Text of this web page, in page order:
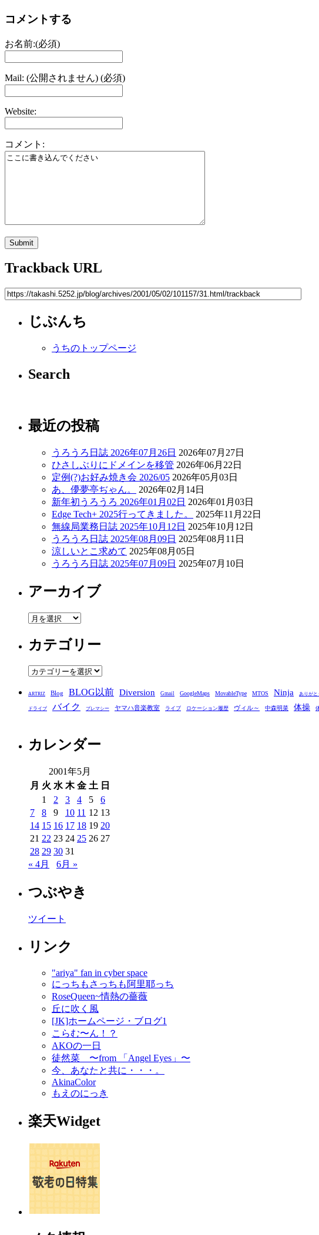
コメントする
お名前:(必須)
Mail: (公開されません) (必須)
Website:
コメント:
Trackback URL
じぶんち
うちのトップページ
Search
最近の投稿
うろうろ日誌 2026年07月26日 2026年07月27日
ひさしぶりにドメインを移管 2026年06月22日
定例(?)お好み焼き会 2026/05 2026年05月03日
あ、儚夢亭ぢゃん。
2026年02月14日
新年初うろうろ 2026年01月02日 2026年01月03日
Edge Tech+ 2025行ってきました。
2025年11月22日
無線局業務日誌 2025年10月12日 2025年10月12日
うろうろ日誌 2025年08月09日 2025年08月11日
涼しいとこ求めて 2025年08月05日
うろうろ日誌 2025年07月09日 2025年07月10日
アーカイブ
ア
カ
イ
ブ
カテゴリー
カ
ゴ
リ
ARTRIZ Blog BLOG以前 Diversion Gmail GoogleMaps MovableType MTOS Ninja ありがと
ドライブ バイク プレマシー ヤマハ音楽教室 ライブ ロケーション履歴 ヴィル～ 中森明菜 体操
カレンダー
2001年5月
月 火 水 木 金 土 日
1
2 3 4 5
6
7
8 9 10 11 12 13
14 15 16 17 18 19 20
21 22 23 24 25 26 27
28 29 30 31
« 4月
6月 »
つぶやき
ツイート
リンク
"ariya" fan in cyber space
にっちもさっちも阿里耶っち
RoseQueen~情熱の薔薇
丘に吹く風
[JK]ホームページ・ブログ1
こらむ〜ん！？
AKOの一日
徒然菜 〜from 「Angel Eyes」〜
今、あなたと共に・・・。
AkinaColor
もえのにっき
楽天Widget